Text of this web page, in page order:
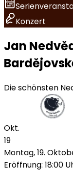
Konzert
Jan
Die schönsten
Okt.
19
Montag, 19.
Eröffnung: 18:00